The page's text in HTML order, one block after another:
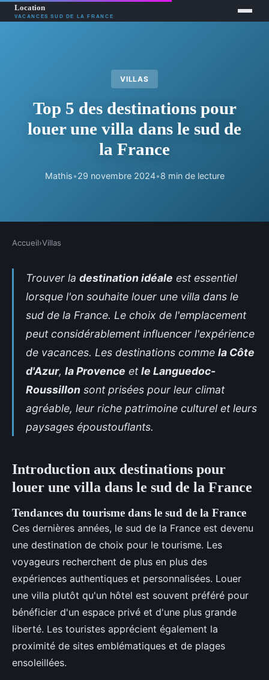
VILLAS
Top 5 des destinations pour
louer une villa dans le sud de
la France
Mathis•29 novembre 2024•8 min de lecture
Accueil›Villas
Trouver la destination idéale est essentiel
lorsque l'on souhaite louer une villa dans le
sud de la France. Le choix de l'emplacement
peut considérablement influencer l'expérience
de vacances. Les destinations comme la Côte
d'Azur, la Provence etle Languedoc-
Roussillon sont prisées pour leur climat
agréable, leur riche patrimoine culturel et leurs
paysages époustouflants.
Introduction aux destinations pour
louer une villa dans le sud de la France
Tendances du tourisme dans le sud de la France
Ces dernières années, le sud de la France est devenu
une destination de choix pour le tourisme. Les
voyageurs recherchent de plus en plus des
expériences authentiques et personnalisées. Louer
une villa plutôt qu'un hôtel est souvent préféré pour
bénéficier d'un espace privé et d'une plus grande
liberté. Les touristes apprécient également la
proximité de sites emblématiques et de plages
ensoleillées.